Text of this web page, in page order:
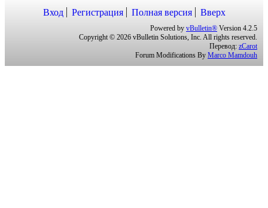
Вход Регистрация Полная версия Вверх
Powered by vBulletin® Version 4.2.5
Copyright © 2026 vBulletin Solutions, Inc. All rights reserved.
Перевод: zCarot
Forum Modifications By Marco Mamdouh